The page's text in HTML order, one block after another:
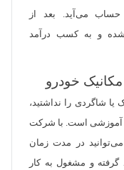
می‌آید. بعد از
شده و به کسب درآمد
شاگردی را نداشتید،
آموزشی است. با شرکت
در مدت زمان
گرفته و مشغول به کار